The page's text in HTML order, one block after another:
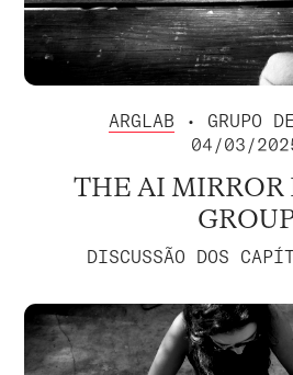
ARGLAB • GRUPO
04/03/
THE AI MIRROR
DISCUSSÃO DOS